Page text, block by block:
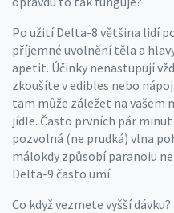
Po užití Delta-8 většina lidí
příjemné uvolnění těla a
apetit. Účinky nenastupují
zkoušíte v edibles nebo
tam může záležet na vašem
jídle. Často prvních pár
pozvolná (ne prudká) vlna
málokdy způsobí paranoiu
Delta-9 často umí.
Co když vezmete vyšší